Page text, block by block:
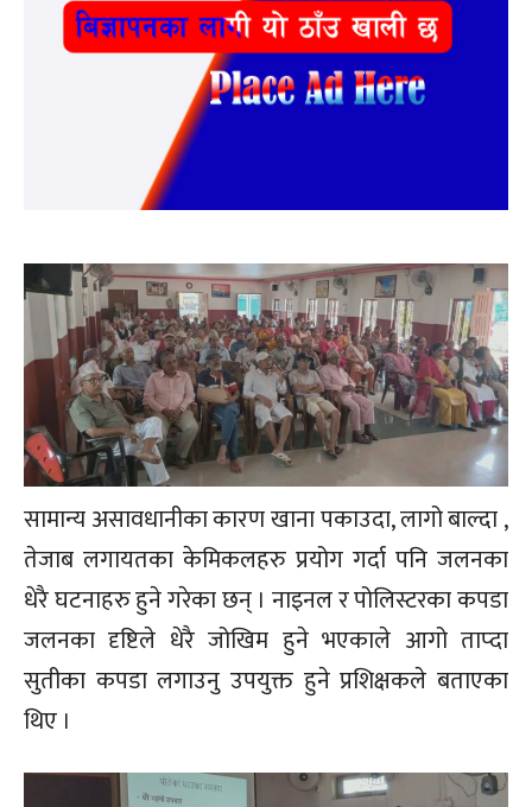
सामान्य असावधानीका कारण खाना पकाउदा, लागो बाल्दा ,
तेजाब लगायतका केमिकलहरु प्रयोग गर्दा पनि जलनका
धेरै घटनाहरु हुने गरेका छन् । नाइनल र पोलिस्टरका कपडा
जलनका दृष्टिले धेरै जोखिम हुने भएकाले आगो ताप्दा
सुतीका कपडा लगाउनु उपयुक्त हुने प्रशिक्षकले बताएका
थिए ।